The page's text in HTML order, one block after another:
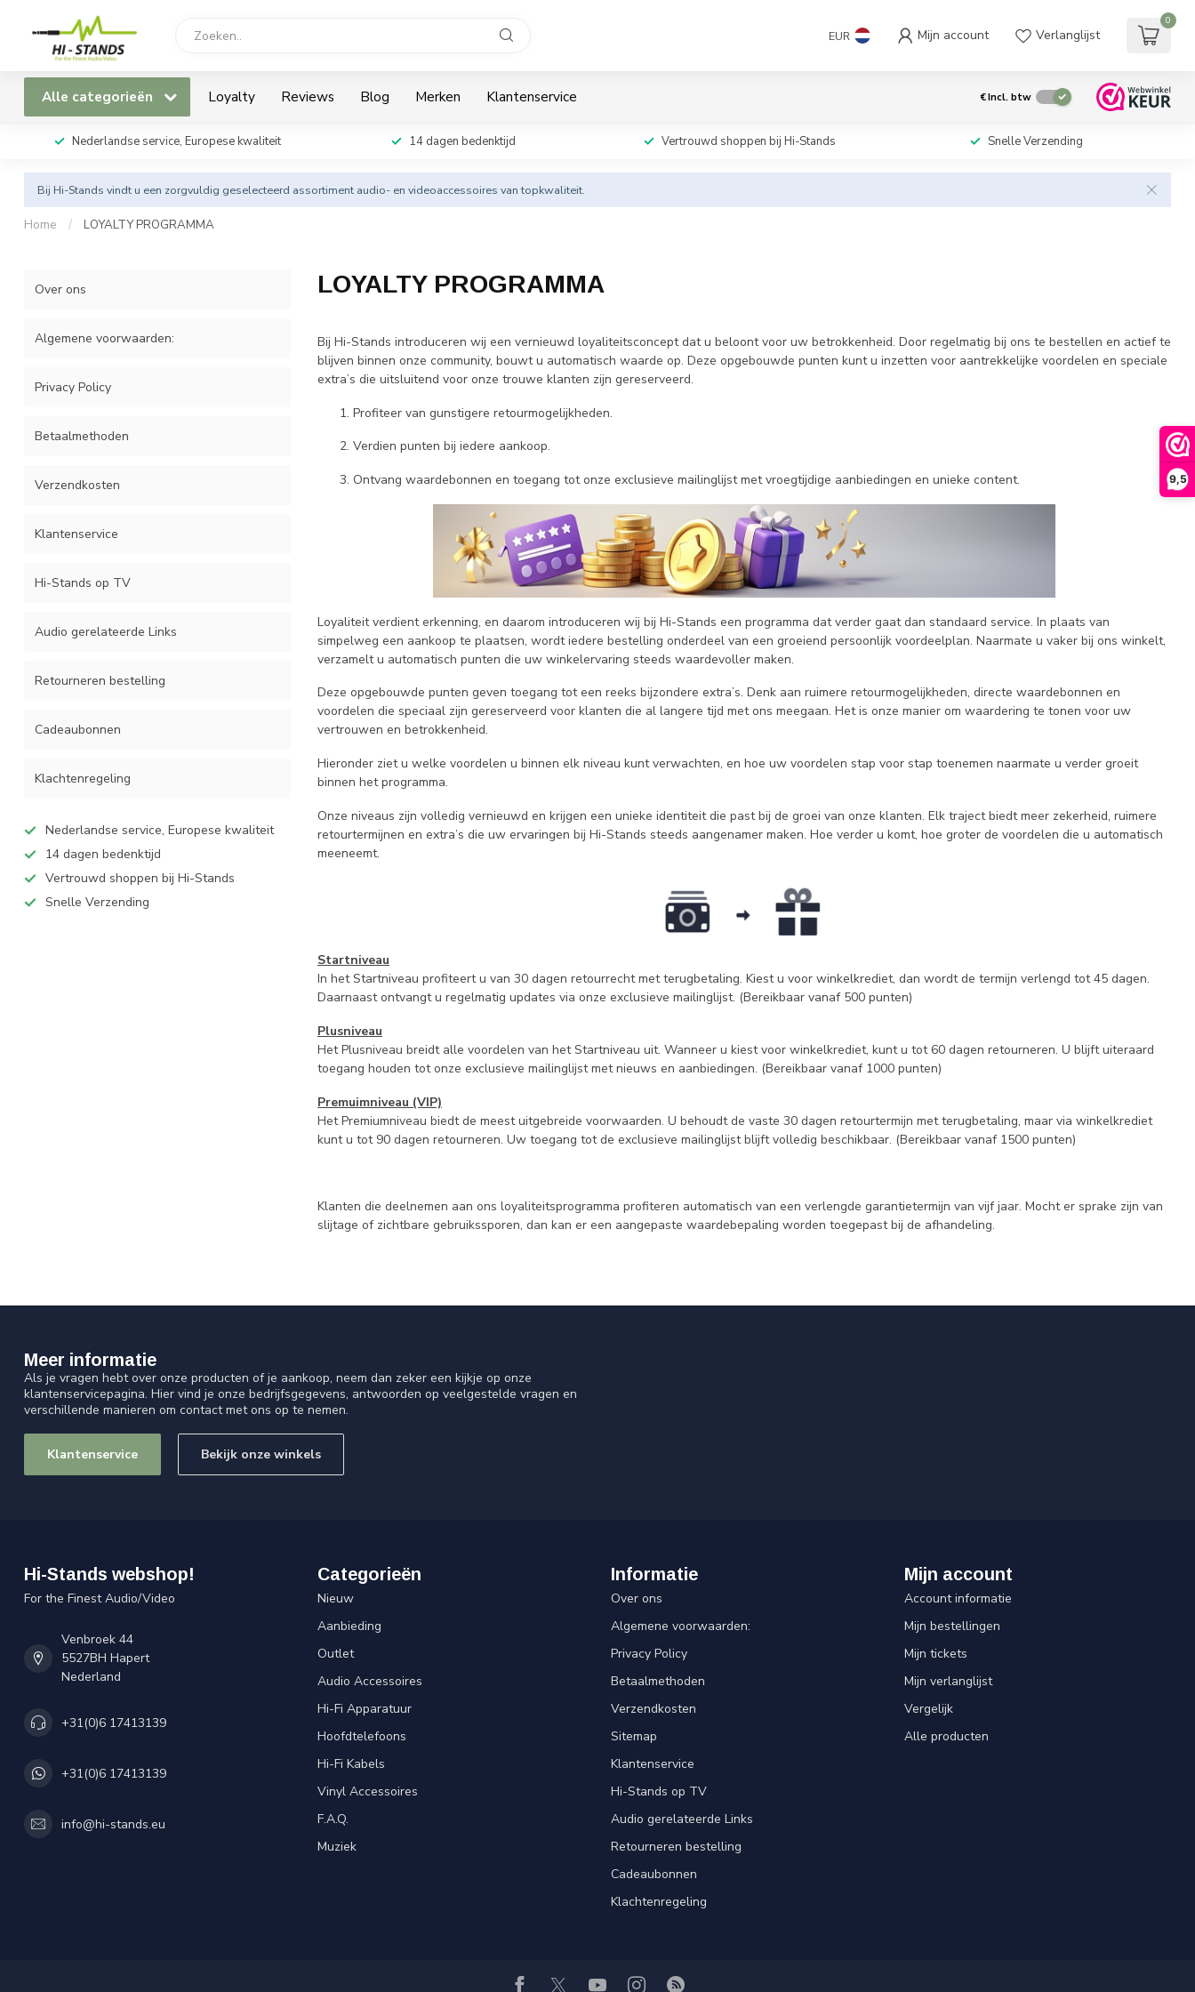
9,5
EUR Mijn account Verlanglijst
0
Alle categorieën Loyalty Reviews Blog Merken Klantenservice €Incl. btw
Nederlandse service, Europese kwaliteit 14 dagen bedenktijd Vertrouwd shoppen bij Hi-Stands Snelle Verzending
Bij Hi-Stands vindt u een zorgvuldig geselecteerd assortiment audio- en videoaccessoires van topkwaliteit.
Home / LOYALTY PROGRAMMA
Over ons
Algemene voorwaarden:
Privacy Policy
Betaalmethoden
Verzendkosten
Klantenservice
Hi-Stands op TV
Audio gerelateerde Links
Retourneren bestelling
Cadeaubonnen
Klachtenregeling
Nederlandse service, Europese kwaliteit
14 dagen bedenktijd
Vertrouwd shoppen bij Hi-Stands
Snelle Verzending
LOYALTY PROGRAMMA
Bij Hi-Stands introduceren wij een vernieuwd loyaliteitsconcept dat u beloont voor uw betrokkenheid. Door regelmatig bij ons te bestellen en actief te
blijven binnen onze community, bouwt u automatisch waarde op. Deze opgebouwde punten kunt u inzetten voor aantrekkelijke voordelen en speciale
extra’s die uitsluitend voor onze trouwe klanten zijn gereserveerd.
Profiteer van gunstigere retourmogelijkheden.
Verdien punten bij iedere aankoop.
Ontvang waardebonnen en toegang tot onze exclusieve mailinglijst met vroegtijdige aanbiedingen en unieke content.
Loyaliteit verdient erkenning, en daarom introduceren wij bij Hi-Stands een programma dat verder gaat dan standaard service. In plaats van
simpelweg een aankoop te plaatsen, wordt iedere bestelling onderdeel van een groeiend persoonlijk voordeelplan. Naarmate u vaker bij ons winkelt,
verzamelt u automatisch punten die uw winkelervaring steeds waardevoller maken.
Deze opgebouwde punten geven toegang tot een reeks bijzondere extra’s. Denk aan ruimere retourmogelijkheden, directe waardebonnen en
voordelen die speciaal zijn gereserveerd voor klanten die al langere tijd met ons meegaan. Het is onze manier om waardering te tonen voor uw
vertrouwen en betrokkenheid.
Hieronder ziet u welke voordelen u binnen elk niveau kunt verwachten, en hoe uw voordelen stap voor stap toenemen naarmate u verder groeit
binnen het programma.
Onze niveaus zijn volledig vernieuwd en krijgen een unieke identiteit die past bij de groei van onze klanten. Elk traject biedt meer zekerheid, ruimere
retourtermijnen en extra’s die uw ervaringen bij Hi-Stands steeds aangenamer maken. Hoe verder u komt, hoe groter de voordelen die u automatisch
meeneemt.
Startniveau
In het Startniveau profiteert u van 30 dagen retourrecht met terugbetaling. Kiest u voor winkelkrediet, dan wordt de termijn verlengd tot 45 dagen.
Daarnaast ontvangt u regelmatig updates via onze exclusieve mailinglijst. (Bereikbaar vanaf 500 punten)
Plusniveau
Het Plusniveau breidt alle voordelen van het Startniveau uit. Wanneer u kiest voor winkelkrediet, kunt u tot 60 dagen retourneren. U blijft uiteraard
toegang houden tot onze exclusieve mailinglijst met nieuws en aanbiedingen. (Bereikbaar vanaf 1000 punten)
Premuimniveau (VIP)
Het Premiumniveau biedt de meest uitgebreide voorwaarden. U behoudt de vaste 30 dagen retourtermijn met terugbetaling, maar via winkelkrediet
kunt u tot 90 dagen retourneren. Uw toegang tot de exclusieve mailinglijst blijft volledig beschikbaar. (Bereikbaar vanaf 1500 punten)
Klanten die deelnemen aan ons loyaliteitsprogramma profiteren automatisch van een verlengde garantietermijn van vijf jaar. Mocht er sprake zijn van
slijtage of zichtbare gebruikssporen, dan kan er een aangepaste waardebepaling worden toegepast bij de afhandeling.
Meer informatie
Als je vragen hebt over onze producten of je aankoop, neem dan zeker een kijkje op onze
klantenservicepagina. Hier vind je onze bedrijfsgegevens, antwoorden op veelgestelde vragen en
verschillende manieren om contact met ons op te nemen.
Klantenservice Bekijk onze winkels
Hi-Stands webshop!
For the Finest Audio/Video
Venbroek 44
5527BH Hapert
Nederland
+31(0)6 17413139
+31(0)6 17413139
info@hi-stands.eu
Categorieën
Nieuw
Aanbieding
Outlet
Audio Accessoires
Hi-Fi Apparatuur
Hoofdtelefoons
Hi-Fi Kabels
Vinyl Accessoires
F.A.Q.
Muziek
Informatie
Over ons
Algemene voorwaarden:
Privacy Policy
Betaalmethoden
Verzendkosten
Sitemap
Klantenservice
Hi-Stands op TV
Audio gerelateerde Links
Retourneren bestelling
Cadeaubonnen
Klachtenregeling
Mijn account
Account informatie
Mijn bestellingen
Mijn tickets
Mijn verlanglijst
Vergelijk
Alle producten